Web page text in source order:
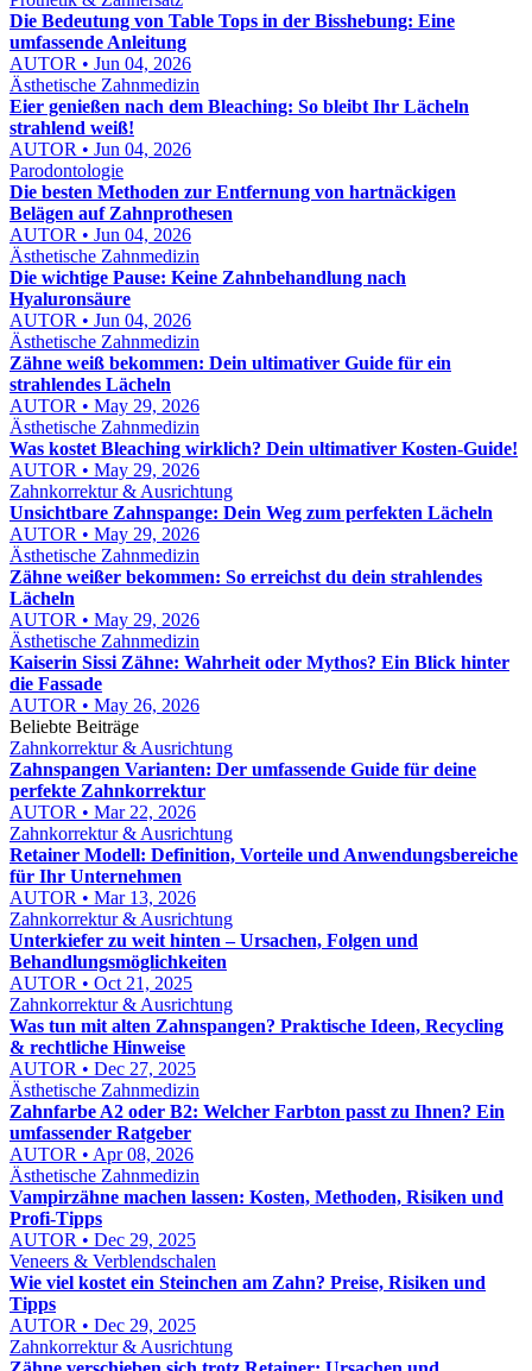
Die Bedeutung von Table Tops in der Bisshebung: Eine
umfassende Anleitung
AUTOR • Jun 04, 2026
Ästhetische Zahnmedizin
Eier genießen nach dem Bleaching: So bleibt Ihr Lächeln
strahlend weiß!
AUTOR • Jun 04, 2026
Parodontologie
Die besten Methoden zur Entfernung von hartnäckigen
Belägen auf Zahnprothesen
AUTOR • Jun 04, 2026
Ästhetische Zahnmedizin
Die wichtige Pause: Keine Zahnbehandlung nach
Hyaluronsäure
AUTOR • Jun 04, 2026
Ästhetische Zahnmedizin
Zähne weiß bekommen: Dein ultimativer Guide für ein
strahlendes Lächeln
AUTOR • May 29, 2026
Ästhetische Zahnmedizin
Was kostet Bleaching wirklich? Dein ultimativer Kosten-Guide!
AUTOR • May 29, 2026
Zahnkorrektur & Ausrichtung
Unsichtbare Zahnspange: Dein Weg zum perfekten Lächeln
AUTOR • May 29, 2026
Ästhetische Zahnmedizin
Zähne weißer bekommen: So erreichst du dein strahlendes
Lächeln
AUTOR • May 29, 2026
Ästhetische Zahnmedizin
Kaiserin Sissi Zähne: Wahrheit oder Mythos? Ein Blick hinter
die Fassade
AUTOR • May 26, 2026
Beliebte Beiträge
Zahnkorrektur & Ausrichtung
Zahnspangen Varianten: Der umfassende Guide für deine
perfekte Zahnkorrektur
AUTOR • Mar 22, 2026
Zahnkorrektur & Ausrichtung
Retainer Modell: Definition, Vorteile und Anwendungsbereiche
für Ihr Unternehmen
AUTOR • Mar 13, 2026
Zahnkorrektur & Ausrichtung
Unterkiefer zu weit hinten – Ursachen, Folgen und
Behandlungsmöglichkeiten
AUTOR • Oct 21, 2025
Zahnkorrektur & Ausrichtung
Was tun mit alten Zahnspangen? Praktische Ideen, Recycling
& rechtliche Hinweise
AUTOR • Dec 27, 2025
Ästhetische Zahnmedizin
Zahnfarbe A2 oder B2: Welcher Farbton passt zu Ihnen? Ein
umfassender Ratgeber
AUTOR • Apr 08, 2026
Ästhetische Zahnmedizin
Vampirzähne machen lassen: Kosten, Methoden, Risiken und
Profi-Tipps
AUTOR • Dec 29, 2025
Veneers & Verblendschalen
Wie viel kostet ein Steinchen am Zahn? Preise, Risiken und
Tipps
AUTOR • Dec 29, 2025
Zahnkorrektur & Ausrichtung